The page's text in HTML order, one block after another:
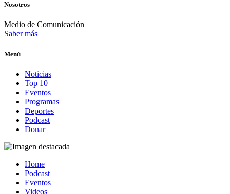
Nosotros
Medio de Comunicación
Saber más
Menú
Noticias
Top 10
Eventos
Programas
Deportes
Podcast
Donar
Home
Podcast
Eventos
Videos